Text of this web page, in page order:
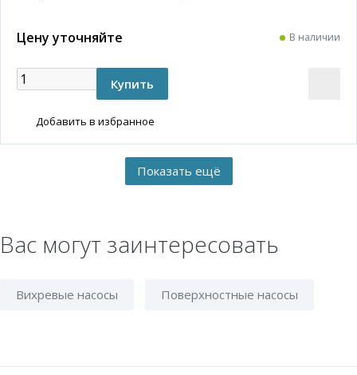
Цену уточняйте В наличии
Добавить в избранное
Вас могут заинтересовать
Вихревые насосы Поверхностные насосы